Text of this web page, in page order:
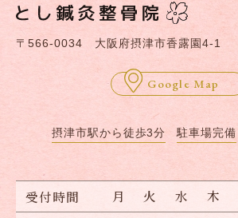
〒566-0034 大阪府摂津市香露園4-1
Google Map
摂津市駅から徒歩3分 駐車場完備
受付時間 月 火 水 木